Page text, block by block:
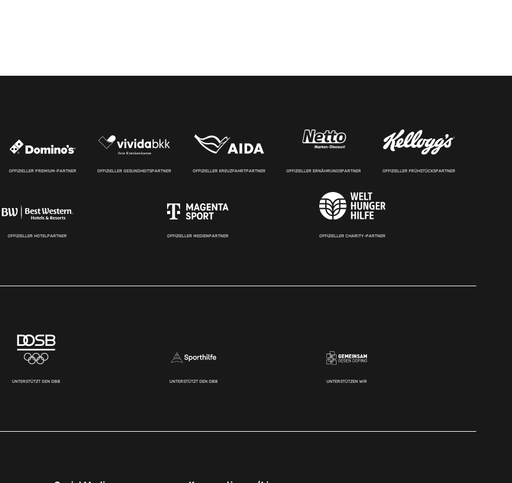
OFFIZIELLER PREMIUM-PARTNER OFFIZIELLER GESUNDHEITSPARTNER OFFIZIELLER KREUZFAHRTPARTNER OFFIZIELLER ERNÄHRUNGSPARTNER OFFIZIELLER FRÜHSTÜCKSPARTNER
OFFIZIELLER HOTELPARTNER OFFIZIELLER MEDIENPARTNER OFFIZIELLER CHARITY-PARTNER
UNTERSTÜTZT DEN DBB UNTERSTÜTZT DEN DBB UNTERSTÜTZEN WIR